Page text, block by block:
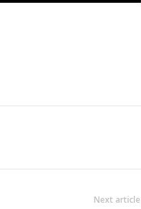
Next article